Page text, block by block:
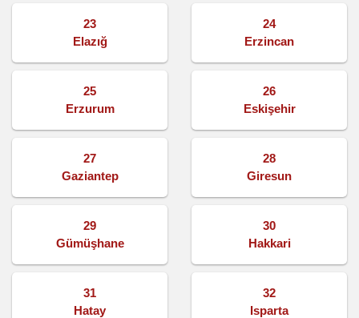
23
Elazığ
24
Erzincan
25
Erzurum
26
Eskişehir
27
Gaziantep
28
Giresun
29
Gümüşhane
30
Hakkari
31
Hatay
32
Isparta